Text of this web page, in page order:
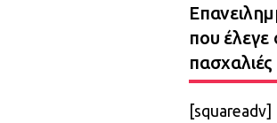
που έλεγε
πασχαλιές
[squareadv]